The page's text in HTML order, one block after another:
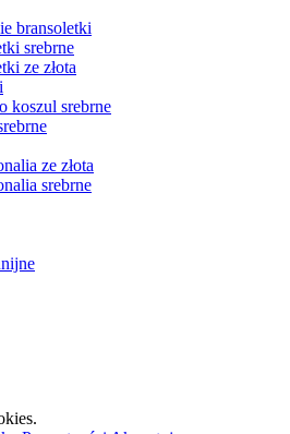
bransoletki
srebrne
ze złota
koszul srebrne
ze złota
srebrne